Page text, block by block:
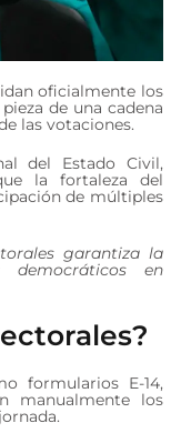
oficialmente los
de una cadena
las votaciones.
del Estado Civil,
la fortaleza del
de múltiples
garantiza la
democráticos en
formularios E-14,
manualmente los